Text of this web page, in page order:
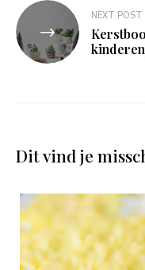
NEXT POST
Dit vind je